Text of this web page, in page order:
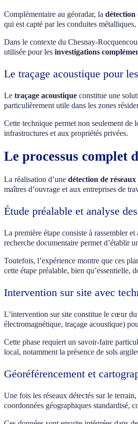
Complémentaire au géoradar, la détection
qui est capté par les conduites
Dans le contexte du Chesnay-
utilisée pour les investigations
Le traçage acoustique pour
Le traçage acoustique constitue une
particulièrement utile dans les zones
Cette technique permet non seulement de
infrastructures et aux propriétés privées.
Le processus complet
La réalisation d’une détection de
maîtres d’ouvrage et aux entreprises de
Étude préalable et analyse
La première étape consiste à rassembler et
recherche documentaire permet d’établir
Toutefois, l’expérience montre que ces
cette étape préalable, bien qu’essentielle,
Intervention sur site avec
L’intervention sur site constitue le cœur du
électromagnétique, traçage acoustique)
Cette phase requiert un savoir-faire
local, notamment la présence de sols
Géoréférencement et
Une fois les réseaux détectés sur le
coordonnées géographiques standardisé,